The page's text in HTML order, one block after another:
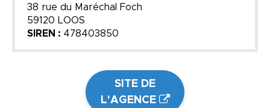
38 rue du Maréchal Foch
59120 LOOS
SIREN : 478403850
SITE DE
L'AGENCE